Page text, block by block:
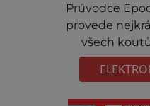
Prúvodce
provede
všech